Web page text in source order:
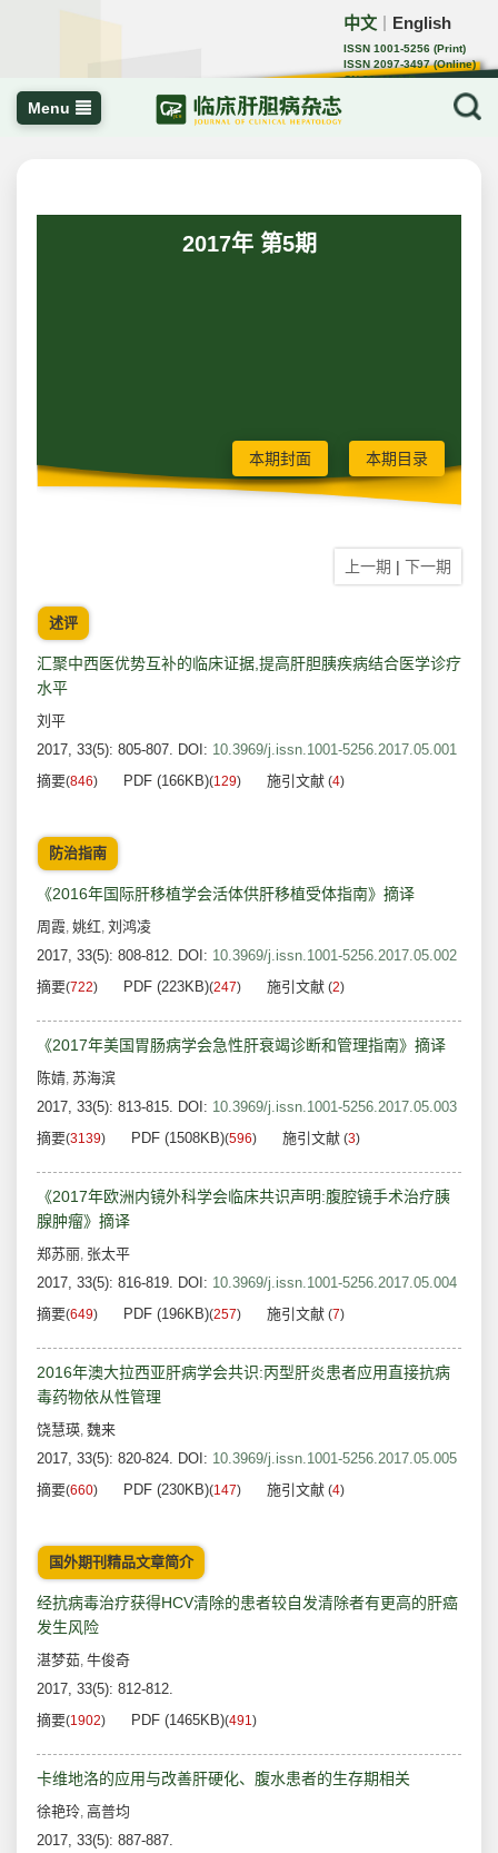
中文 English
ISSN 1001-5256 (Print)
ISSN 2097-3497 (Online)
CN 22-1108/R
Menu
2017年 第5期
本期封面 本期目录
上一期 | 下一期
述评
汇聚中西医优势互补的临床证据,提高肝胆胰疾病结合医学诊疗
水平
刘平
2017, 33(5): 805-807. DOI: 10.3969/j.issn.1001-5256.2017.05.001
摘要(846) PDF (166KB)(129) 施引文献 (4)
防治指南
《2016年国际肝移植学会活体供肝移植受体指南》摘译
周霞, 姚红, 刘鸿凌
2017, 33(5): 808-812. DOI: 10.3969/j.issn.1001-5256.2017.05.002
摘要(722) PDF (223KB)(247) 施引文献 (2)
《2017年美国胃肠病学会急性肝衰竭诊断和管理指南》摘译
陈婧, 苏海滨
2017, 33(5): 813-815. DOI: 10.3969/j.issn.1001-5256.2017.05.003
摘要(3139) PDF (1508KB)(596) 施引文献 (3)
《2017年欧洲内镜外科学会临床共识声明:腹腔镜手术治疗胰
腺肿瘤》摘译
郑苏丽, 张太平
2017, 33(5): 816-819. DOI: 10.3969/j.issn.1001-5256.2017.05.004
摘要(649) PDF (196KB)(257) 施引文献 (7)
2016年澳大拉西亚肝病学会共识:丙型肝炎患者应用直接抗病
毒药物依从性管理
饶慧瑛, 魏来
2017, 33(5): 820-824. DOI: 10.3969/j.issn.1001-5256.2017.05.005
摘要(660) PDF (230KB)(147) 施引文献 (4)
国外期刊精品文章简介
经抗病毒治疗获得HCV清除的患者较自发清除者有更高的肝癌
发生风险
湛梦茹, 牛俊奇
2017, 33(5): 812-812.
摘要(1902) PDF (1465KB)(491)
卡维地洛的应用与改善肝硬化、腹水患者的生存期相关
徐艳玲, 高普均
2017, 33(5): 887-887.